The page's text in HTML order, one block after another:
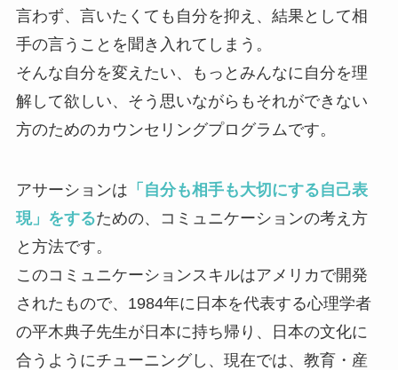
言わず、言いたくても自分を抑え、結果として相
手の言うことを聞き入れてしまう。
そんな自分を変えたい、もっとみんなに自分を理
解して欲しい、そう思いながらもそれができない
方のためのカウンセリングプログラムです。
アサーションは 「自分も相手も大切にする自己表
現」をするための、コミュニケーションの考え方
と方法です。
このコミュニケーションスキルはアメリカで開発
されたもので、1984年に日本を代表する心理学者
の平木典子先生が日本に持ち帰り、日本の文化に
合うようにチューニングし、現在では、教育・産